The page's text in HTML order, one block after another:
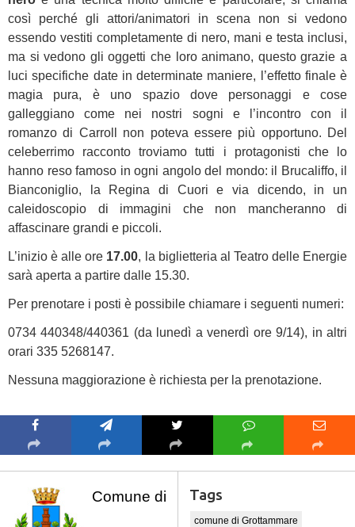
così perché gli attori/animatori in scena non si vedono
essendo vestiti completamente di nero, mani e testa inclusi,
ma si vedono gli oggetti che loro animano, questo grazie a
luci specifiche date in determinate maniere, l’effetto finale è
magia pura, è uno spazio dove personaggi e cose
galleggiano come nei nostri sogni e l’incontro con il
romanzo di Carroll non poteva essere più opportuno. Del
celeberrimo racconto troviamo tutti i protagonisti che lo
hanno reso famoso in ogni angolo del mondo: il Brucaliffo, il
Bianconiglio, la Regina di Cuori e via dicendo, in un
caleidoscopio di immagini che non mancheranno di
affascinare grandi e piccoli.
L’inizio è alle ore 17.00, la biglietteria al Teatro delle Energie
sarà aperta a partire dalle 15.30.
Per prenotare i posti è possibile chiamare i seguenti numeri:
0734 440348/440361 (da lunedì a venerdì ore 9/14), in altri
orari 335 5268147.
Nessuna maggiorazione è richiesta per la prenotazione.
Comune di Tags
comune di Grottammare